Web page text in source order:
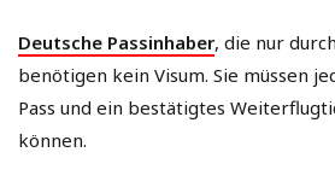
Deutsche Passinhaber, die nur
benötigen kein Visum. Sie müssen
Pass und ein bestätigtes
können.